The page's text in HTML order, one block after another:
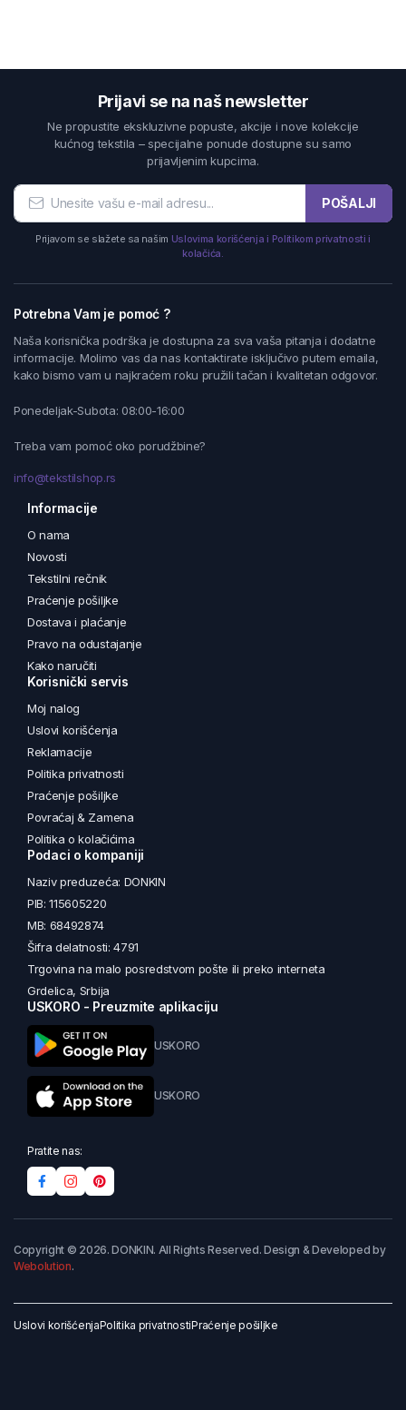
Prijavi se na naš newsletter
Ne propustite ekskluzivne popuste, akcije i nove kolekcije
kućnog tekstila – specijalne ponude dostupne su samo
prijavljenim kupcima.
POŠALJI
Prijavom se slažete sa našim Uslovima korišćenja i Politikom privatnosti i
kolačića.
Potrebna Vam je pomoć ?
Naša korisnička podrška je dostupna za sva vaša pitanja i dodatne
informacije. Molimo vas da nas kontaktirate isključivo putem emaila,
kako bismo vam u najkraćem roku pružili tačan i kvalitetan odgovor.
Ponedeljak-Subota: 08:00-16:00
Treba vam pomoć oko porudžbine?
info@tekstilshop.rs
Informacije
O nama
Novosti
Tekstilni rečnik
Praćenje pošiljke
Dostava i plaćanje
Pravo na odustajanje
Kako naručiti
Korisnički servis
Moj nalog
Uslovi korišćenja
Reklamacije
Politika privatnosti
Praćenje pošiljke
Povraćaj & Zamena
Politika o kolačićima
Podaci o kompaniji
Naziv preduzeća: DONKIN
PIB: 115605220
MB: 68492874
Šifra delatnosti: 4791
Trgovina na malo posredstvom pošte ili preko interneta
Grdelica, Srbija
USKORO - Preuzmite aplikaciju
USKORO
USKORO
Pratite nas:
Copyright © 2026. DONKIN. All Rights Reserved. Design & Developed by
Webolution.
Uslovi korišćenjaPolitika privatnostiPraćenje pošiljke